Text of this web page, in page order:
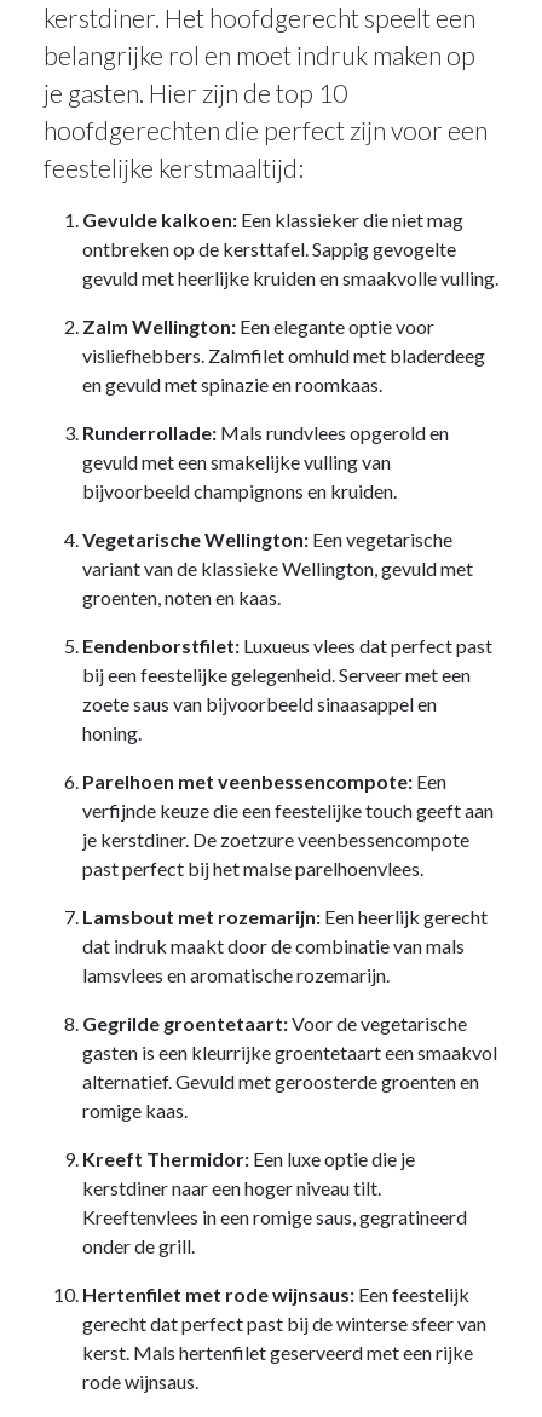
kerstdiner. Het hoofdgerecht speelt een
belangrijke rol en moet indruk maken op
je gasten. Hier zijn de top 10
hoofdgerechten die perfect zijn voor een
feestelijke kerstmaaltijd:
Gevulde kalkoen: Een klassieker die niet mag
ontbreken op de kersttafel. Sappig gevogelte
gevuld met heerlijke kruiden en smaakvolle vulling.
Zalm Wellington: Een elegante optie voor
visliefhebbers. Zalmfilet omhuld met bladerdeeg
en gevuld met spinazie en roomkaas.
Runderrollade: Mals rundvlees opgerold en
gevuld met een smakelijke vulling van
bijvoorbeeld champignons en kruiden.
Vegetarische Wellington: Een vegetarische
variant van de klassieke Wellington, gevuld met
groenten, noten en kaas.
Eendenborstfilet: Luxueus vlees dat perfect past
bij een feestelijke gelegenheid. Serveer met een
zoete saus van bijvoorbeeld sinaasappel en
honing.
Parelhoen met veenbessencompote: Een
verfijnde keuze die een feestelijke touch geeft aan
je kerstdiner. De zoetzure veenbessencompote
past perfect bij het malse parelhoenvlees.
Lamsbout met rozemarijn: Een heerlijk gerecht
dat indruk maakt door de combinatie van mals
lamsvlees en aromatische rozemarijn.
Gegrilde groentetaart:Voor de vegetarische
gasten is een kleurrijke groentetaart een smaakvol
alternatief. Gevuld met geroosterde groenten en
romige kaas.
Kreeft Thermidor: Een luxe optie die je
kerstdiner naar een hoger niveau tilt.
Kreeftenvlees in een romige saus, gegratineerd
onder de grill.
Hertenfilet met rode wijnsaus: Een feestelijk
gerecht dat perfect past bij de winterse sfeer van
kerst. Mals hertenfilet geserveerd met een rijke
rode wijnsaus.